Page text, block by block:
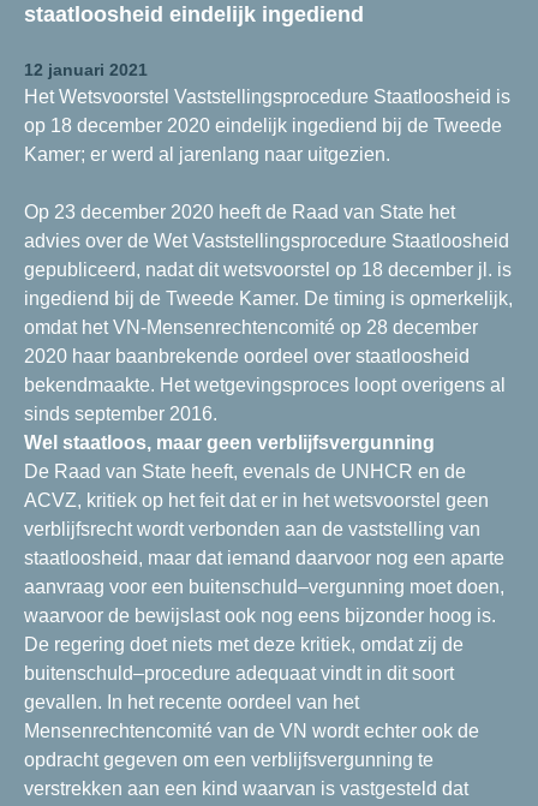
staatloosheid eindelijk ingediend
12 januari 2021
Het Wetsvoorstel Vaststellingsprocedure Staatloosheid is
op 18 december 2020 eindelijk ingediend bij de Tweede
Kamer; er werd al jarenlang naar uitgezien.
Op 23 december 2020 heeft de Raad van State het
advies over de Wet Vaststellingsprocedure Staatloosheid
gepubliceerd, nadat dit wetsvoorstel op 18 december jl. is
ingediend bij de Tweede Kamer. De timing is opmerkelijk,
omdat het VN-Mensenrechtencomité op 28 december
2020 haar baanbrekende oordeel over staatloosheid
bekendmaakte. Het wetgevingsproces loopt overigens al
sinds september 2016.
Wel staatloos, maar geen verblijfsvergunning
De Raad van State heeft, evenals de UNHCR en de
ACVZ, kritiek op het feit dat er in het wetsvoorstel geen
verblijfsrecht wordt verbonden aan de vaststelling van
staatloosheid, maar dat iemand daarvoor nog een aparte
aanvraag voor een buitenschuld–vergunning moet doen,
waarvoor de bewijslast ook nog eens bijzonder hoog is.
De regering doet niets met deze kritiek, omdat zij de
buitenschuld–procedure adequaat vindt in dit soort
gevallen. In het recente oordeel van het
Mensenrechtencomité van de VN wordt echter ook de
opdracht gegeven om een verblijfsvergunning te
verstrekken aan een kind waarvan is vastgesteld dat